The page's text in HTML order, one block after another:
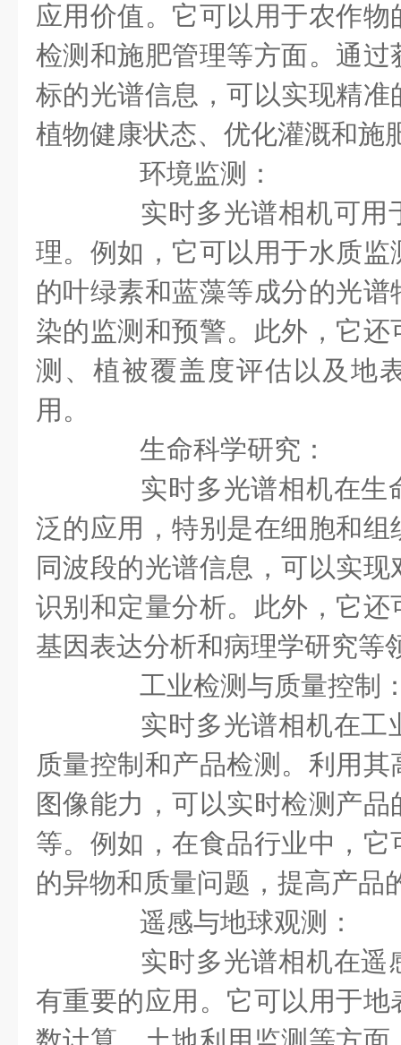
应用价值。它可以用于农作
检测和施肥管理等方面。通
标的光谱信息，可以实现精
植物健康状态、优化灌溉和施
环境监测：
实时多光谱相机可用
理。例如，它可以用于水质
的叶绿素和蓝藻等成分的光
染的监测和预警。此外，它
测、植被覆盖度评估以及地
用。
生命科学研究：
实时多光谱相机在生
泛的应用，特别是在细胞和
同波段的光谱信息，可以实
识别和定量分析。此外，它
基因表达分析和病理学研究等
工业检测与质量控制
实时多光谱相机在工
质量控制和产品检测。利用
图像能力，可以实时检测产
等。例如，在食品行业中，
的异物和质量问题，提高产品
遥感与地球观测：
实时多光谱相机在遥
有重要的应用。它可以用于